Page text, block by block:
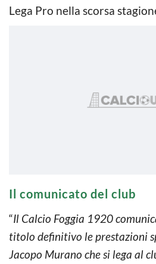
Lega Pro nella scorsa
Il comunicato del club
“Il Calcio Foggia 1920
titolo definitivo le prestazioni
Jacopo Murano che si lega al